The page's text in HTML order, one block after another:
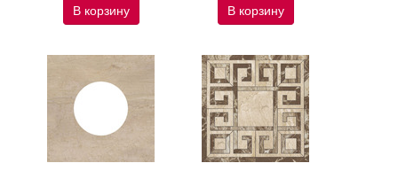
В корзину В корзину